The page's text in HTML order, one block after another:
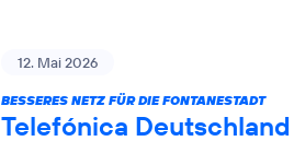
12. Mai 2026
BESSERES NETZ FÜR DIE FONTANESTADT
Telefónica